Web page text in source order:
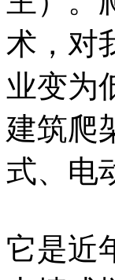
术，对
业变为
建筑爬
式、电
它是近